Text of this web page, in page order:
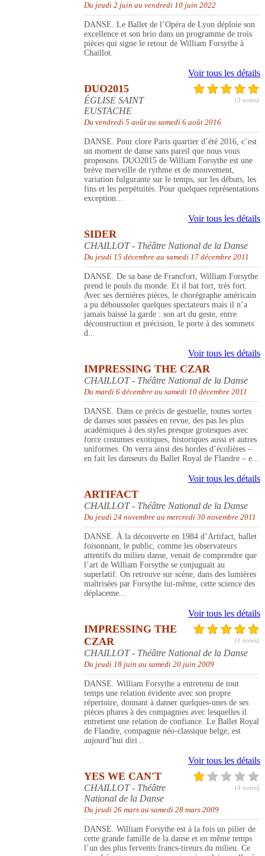
Du jeudi 2 juin au vendredi 10 juin 2022
DANSE. Le Ballet de l’Opéra de Lyon déploie son
excellence et son brio dans un programme de trois
pièces qui signe le retour de William Forsythe à
Chaillot.
Voir tous les détails
(3 notes)
DUO2015
ÉGLISE SAINT
EUSTACHE
Du vendredi 5 août au samedi 6 août 2016
DANSE. Pour clore Paris quartier d’été 2016, c’est
un moment de danse sans pareil que nous vous
proposons. DUO2015 de William Forsythe est une
brève merveille de rythme et de mouvement,
variation fulgurante sur le temps, sur les débuts, les
fins et les perpétuités. Pour quelques représentations
exception...
Voir tous les détails
SIDER
CHAILLOT - Théâtre National de la Danse
Du jeudi 15 décembre au samedi 17 décembre 2011
DANSE. De sa base de Francfort, William Forsythe
prend le pouls du monde. Et il bat fort, très fort.
Avec ses dernières pièces, le chorégraphe américain
a pu déboussoler quelques spectateurs mais il n’a
jamais baissé la garde : son art du geste, entre
déconstruction et précision, le porte à des sommets
d...
Voir tous les détails
IMPRESSING THE CZAR
CHAILLOT - Théâtre National de la Danse
Du mardi 6 décembre au samedi 10 décembre 2011
DANSE. Dans ce précis de gestuelle, toutes sortes
de danses sont passées en revue, des pas les plus
académiques à des styles presque grotesques avec
force costumes exotiques, historiques aussi et autres
uniformes. On verra ainsi des hordes d’écolières –
en fait les danseurs du Ballet Royal de Flandre – e...
Voir tous les détails
ARTIFACT
CHAILLOT - Théâtre National de la Danse
Du jeudi 24 novembre au mercredi 30 novembre 2011
DANSE. À la découverte en 1984 d’Artifact, ballet
foisonnant, le public, comme les observateurs
attentifs du milieu danse, venait de comprendre que
l’art de William Forsythe se conjuguait au
superlatif. On retrouve sur scène, dans des lumières
maîtrisées par Forsythe lui-même, cette science des
déplaceme...
Voir tous les détails
(1 notes)
IMPRESSING THE
CZAR
CHAILLOT - Théâtre National de la Danse
Du jeudi 18 juin au samedi 20 juin 2009
DANSE. William Forsythe a entretenu de tout
temps une relation évidente avec son propre
répertoire, donnant à danser quelques-unes de ses
pièces phares à des compagnies avec lesquelles il
entretient une relation de confiance. Le Ballet Royal
de Flandre, compagnie néo-classique belge, est
aujourd’hui diri...
Voir tous les détails
(4 notes)
YES WE CAN'T
CHAILLOT - Théâtre
National de la Danse
Du jeudi 26 mars au samedi 28 mars 2009
DANSE. William Forsythe est à la fois un pilier de
cette grande famille de la danse et en même temps
l’un des plus fervents francs-tireurs du milieu. Ce